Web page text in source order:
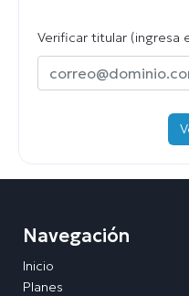
Verificar titular (ingresa
Navegación
Inicio
Planes